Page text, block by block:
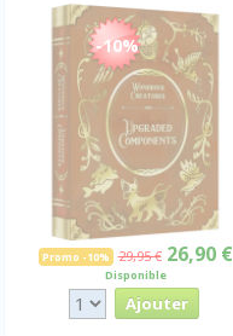
-10%
Promo -10% 29,95 € 26,90 €
Disponible